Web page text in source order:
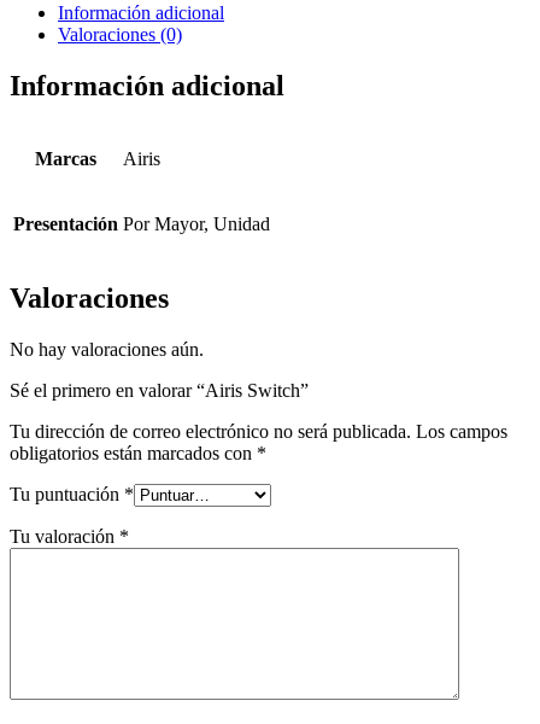
Información adicional
Valoraciones (0)
Información adicional
Marcas Airis
Presentación Por Mayor, Unidad
Valoraciones
No hay valoraciones aún.
Sé el primero en valorar “Airis Switch”
Tu dirección de correo electrónico no será publicada. Los campos
obligatorios están marcados con *
Tu puntuación *
Tu valoración *